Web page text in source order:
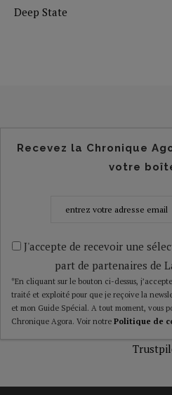
Deep State
Recevez la Chronique
votre
J'accepte de recevoir une
part de partenaires de
*En cliquant sur le bouton ci-dessus,
traité et exploité pour que je reçoive la
et mon Guide Spécial. A tout moment, vous
Chronique Agora. Voir notre Politique de